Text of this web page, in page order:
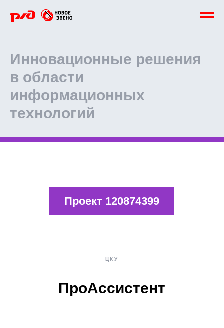
Инновационные решения
в области
информационных
технологий
Проект 120874399
ЦКУ
ПроАссистент